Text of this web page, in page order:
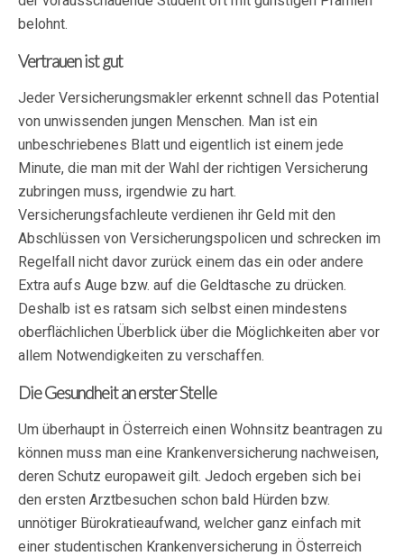
belohnt.
Vertrauen ist gut
Jeder Versicherungsmakler erkennt schnell das Potential
von unwissenden jungen Menschen. Man ist ein
unbeschriebenes Blatt und eigentlich ist einem jede
Minute, die man mit der Wahl der richtigen Versicherung
zubringen muss, irgendwie zu hart.
Versicherungsfachleute verdienen ihr Geld mit den
Abschlüssen von Versicherungspolicen und schrecken im
Regelfall nicht davor zurück einem das ein oder andere
Extra aufs Auge bzw. auf die Geldtasche zu drücken.
Deshalb ist es ratsam sich selbst einen mindestens
oberflächlichen Überblick über die Möglichkeiten aber vor
allem Notwendigkeiten zu verschaffen.
Die Gesundheit an erster Stelle
Um überhaupt in Österreich einen Wohnsitz beantragen zu
können muss man eine Krankenversicherung nachweisen,
deren Schutz europaweit gilt. Jedoch ergeben sich bei
den ersten Arztbesuchen schon bald Hürden bzw.
unnötiger Bürokratieaufwand, welcher ganz einfach mit
einer studentischen Krankenversicherung in Österreich